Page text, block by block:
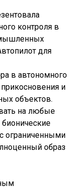
контроля в
для
в автономного
прикосновения и
объектов.
на любые
ограниченными
образ